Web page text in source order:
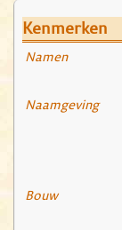
Kenmerken
Namen
Naamgeving
Bouw